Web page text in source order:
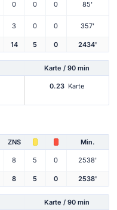
0 0 0
85'
3 0 0 357'
14 5 0 2434'
Karte / 90 min
0.23 Karte
ZNS Min.
8 5 0 2538'
8 5 0 2538'
Karte / 90 min